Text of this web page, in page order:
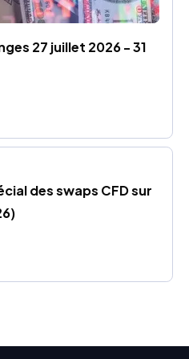
27 juillet 2026 - 31
des swaps CFD sur